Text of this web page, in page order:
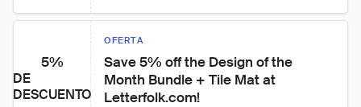
5%
DE
DESCUENTO
OFERTA
Save 5% off the Design of the
Month Bundle + Tile Mat at
Letterfolk.com!